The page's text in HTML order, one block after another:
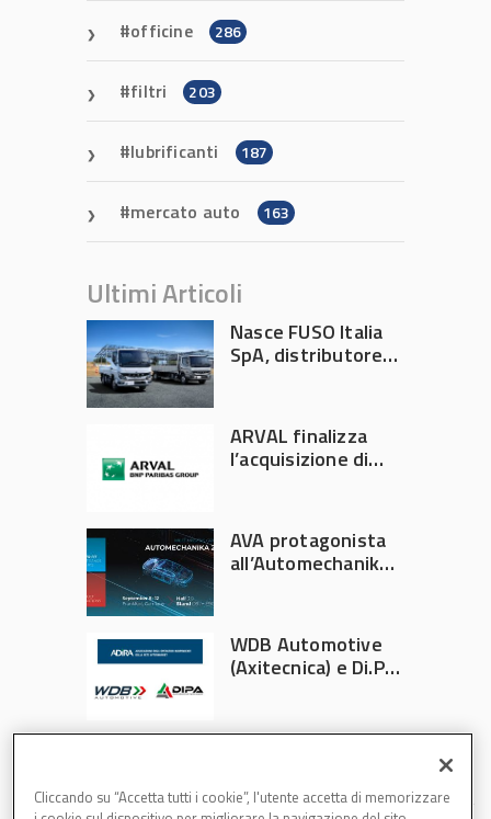
officine 286
filtri 203
lubrificanti 187
mercato auto 163
Ultimi Articoli
Nasce FUSO Italia
SpA, distributore
ARVAL finalizza
l’acquisizione di
AVA protagonista
all’Automechanika
WDB Automotive
(Axitecnica) e Di.Pa.
Cliccando su “Accetta tutti i cookie”, l'utente accetta di memorizzare